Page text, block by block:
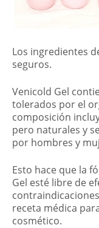
Los ingredientes
seguros.
Venicold Gel
tolerados por el
composición
pero naturales y
por hombres y
Esto hace que la
Gel esté libre de
receta médica
cosmético.